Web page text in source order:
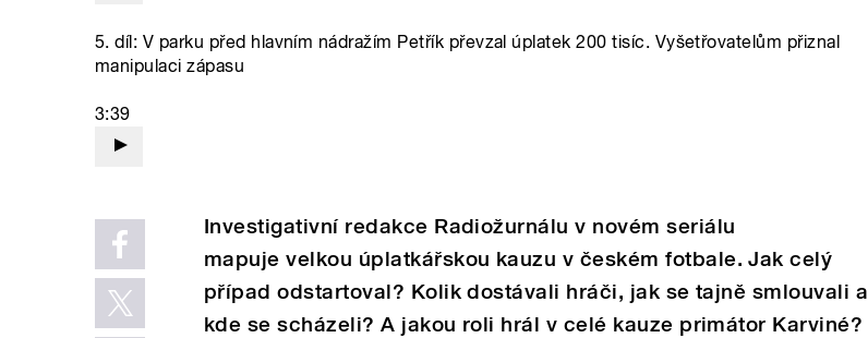
5. díl: V parku před hlavním nádražím Petřík převzal úplatek 200 tisíc. Vyšetřovatelům přiznal
manipulaci zápasu
3:39
Investigativní redakce Radiožurnálu v novém seriálu
mapuje velkou úplatkářskou kauzu v českém fotbale. Jak celý
případ odstartoval? Kolik dostávali hráči, jak se tajně smlouvali a
kde se scházeli? A jakou roli hrál v celé kauze primátor Karviné?